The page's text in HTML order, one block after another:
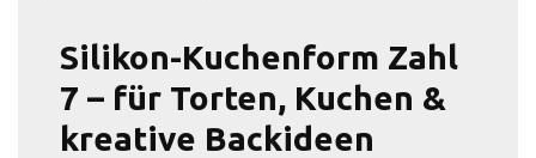
Silikon-Kuchenform Zahl
7 – für Torten, Kuchen &
kreative Backideen